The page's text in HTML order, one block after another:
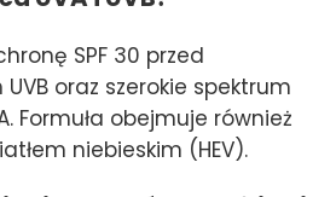
SPF 30 przed
oraz szerokie spektrum
Formuła obejmuje również
niebieskim (HEV).